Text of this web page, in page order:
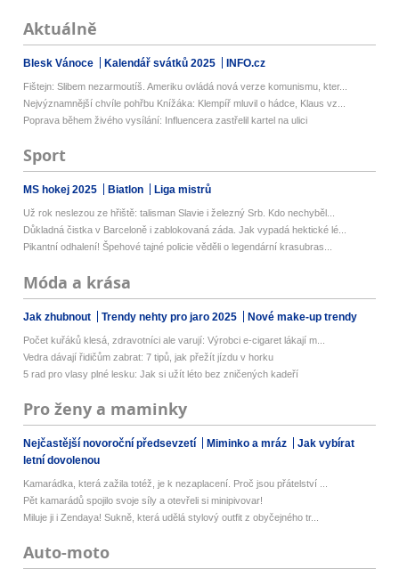
Aktuálně
Blesk Vánoce Kalendář svátků 2025 INFO.cz
Fištejn: Slibem nezarmoutíš. Ameriku ovládá nová verze komunismu, kter...
Nejvýznamnější chvíle pohřbu Knížáka: Klempíř mluvil o hádce, Klaus vz...
Poprava během živého vysílání: Influencera zastřelil kartel na ulici
Sport
MS hokej 2025 Biatlon Liga mistrů
Už rok neslezou ze hřiště: talisman Slavie i železný Srb. Kdo nechyběl...
Důkladná čistka v Barceloně i zablokovaná záda. Jak vypadá hektické lé...
Pikantní odhalení! Špehové tajné policie věděli o legendární krasubras...
Móda a krása
Jak zhubnout Trendy nehty pro jaro 2025 Nové make-up trendy
Počet kuřáků klesá, zdravotníci ale varují: Výrobci e-cigaret lákají m...
Vedra dávají řidičům zabrat: 7 tipů, jak přežít jízdu v horku
5 rad pro vlasy plné lesku: Jak si užít léto bez zničených kadeří
Pro ženy a maminky
Nejčastější novoroční předsevzetí Miminko a mráz
Jak vybírat
letní dovolenou
Kamarádka, která zažila totéž, je k nezaplacení. Proč jsou přátelství ...
Pět kamarádů spojilo svoje síly a otevřeli si minipivovar!
Miluje ji i Zendaya! Sukně, která udělá stylový outfit z obyčejného tr...
Auto-moto